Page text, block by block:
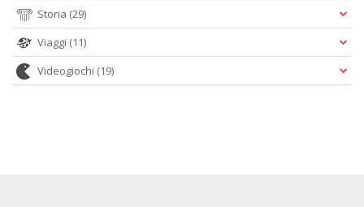
Storia (29)
Viaggi (11)
Videogiochi (19)